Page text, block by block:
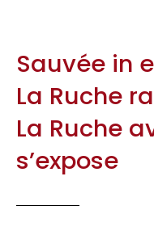
Sauvée in
La Ruche
La Ruche
s’expose